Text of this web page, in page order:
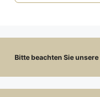
Bitte beachten Sie unsere